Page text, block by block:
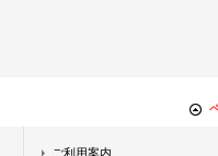
ご利用案内